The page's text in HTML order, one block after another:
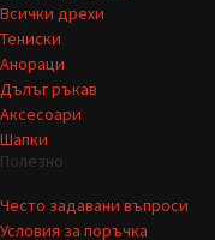
Всички дрехи
Тениски
Анораци
Дълъг ръкав
Аксесоари
Шапки
Полезно
Често задавани въпроси
Условия за поръчка